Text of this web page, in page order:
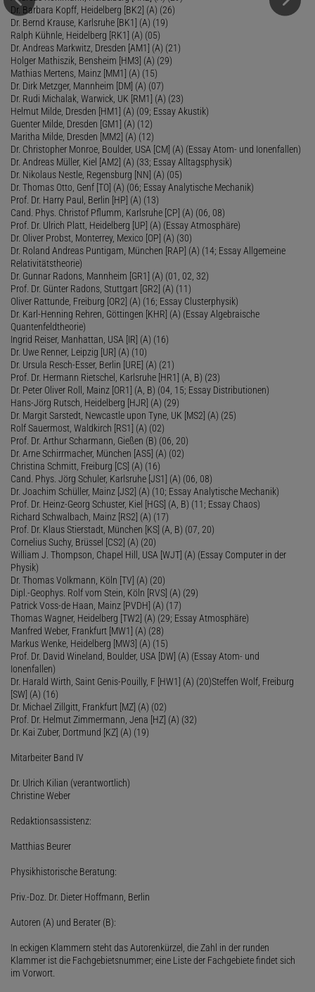
Dr. Barbara Kopff, Heidelberg [BK2] (A) (26)
Dr. Bernd Krause, Karlsruhe [BK1] (A) (19)
Ralph Kühnle, Heidelberg [RK1] (A) (05)
Dr. Andreas Markwitz, Dresden [AM1] (A) (21)
Holger Mathiszik, Bensheim [HM3] (A) (29)
Mathias Mertens, Mainz [MM1] (A) (15)
Dr. Dirk Metzger, Mannheim [DM] (A) (07)
Dr. Rudi Michalak, Warwick, UK [RM1] (A) (23)
Helmut Milde, Dresden [HM1] (A) (09; Essay Akustik)
Guenter Milde, Dresden [GM1] (A) (12)
Maritha Milde, Dresden [MM2] (A) (12)
Dr. Christopher Monroe, Boulder, USA [CM] (A) (Essay Atom- und Ionenfallen)
Dr. Andreas Müller, Kiel [AM2] (A) (33; Essay Alltagsphysik)
Dr. Nikolaus Nestle, Regensburg [NN] (A) (05)
Dr. Thomas Otto, Genf [TO] (A) (06; Essay Analytische Mechanik)
Prof. Dr. Harry Paul, Berlin [HP] (A) (13)
Cand. Phys. Christof Pflumm, Karlsruhe [CP] (A) (06, 08)
Prof. Dr. Ulrich Platt, Heidelberg [UP] (A) (Essay Atmosphäre)
Dr. Oliver Probst, Monterrey, Mexico [OP] (A) (30)
Dr. Roland Andreas Puntigam, München [RAP] (A) (14; Essay Allgemeine
Relativitätstheorie)
Dr. Gunnar Radons, Mannheim [GR1] (A) (01, 02, 32)
Prof. Dr. Günter Radons, Stuttgart [GR2] (A) (11)
Oliver Rattunde, Freiburg [OR2] (A) (16; Essay Clusterphysik)
Dr. Karl-Henning Rehren, Göttingen [KHR] (A) (Essay Algebraische
Quantenfeldtheorie)
Ingrid Reiser, Manhattan, USA [IR] (A) (16)
Dr. Uwe Renner, Leipzig [UR] (A) (10)
Dr. Ursula Resch-Esser, Berlin [URE] (A) (21)
Prof. Dr. Hermann Rietschel, Karlsruhe [HR1] (A, B) (23)
Dr. Peter Oliver Roll, Mainz [OR1] (A, B) (04, 15; Essay Distributionen)
Hans-Jörg Rutsch, Heidelberg [HJR] (A) (29)
Dr. Margit Sarstedt, Newcastle upon Tyne, UK [MS2] (A) (25)
Rolf Sauermost, Waldkirch [RS1] (A) (02)
Prof. Dr. Arthur Scharmann, Gießen (B) (06, 20)
Dr. Arne Schirrmacher, München [AS5] (A) (02)
Christina Schmitt, Freiburg [CS] (A) (16)
Cand. Phys. Jörg Schuler, Karlsruhe [JS1] (A) (06, 08)
Dr. Joachim Schüller, Mainz [JS2] (A) (10; Essay Analytische Mechanik)
Prof. Dr. Heinz-Georg Schuster, Kiel [HGS] (A, B) (11; Essay Chaos)
Richard Schwalbach, Mainz [RS2] (A) (17)
Prof. Dr. Klaus Stierstadt, München [KS] (A, B) (07, 20)
Cornelius Suchy, Brüssel [CS2] (A) (20)
William J. Thompson, Chapel Hill, USA [WJT] (A) (Essay Computer in der
Physik)
Dr. Thomas Volkmann, Köln [TV] (A) (20)
Dipl.-Geophys. Rolf vom Stein, Köln [RVS] (A) (29)
Patrick Voss-de Haan, Mainz [PVDH] (A) (17)
Thomas Wagner, Heidelberg [TW2] (A) (29; Essay Atmosphäre)
Manfred Weber, Frankfurt [MW1] (A) (28)
Markus Wenke, Heidelberg [MW3] (A) (15)
Prof. Dr. David Wineland, Boulder, USA [DW] (A) (Essay Atom- und
Ionenfallen)
Dr. Harald Wirth, Saint Genis-Pouilly, F [HW1] (A) (20)Steffen Wolf, Freiburg
[SW] (A) (16)
Dr. Michael Zillgitt, Frankfurt [MZ] (A) (02)
Prof. Dr. Helmut Zimmermann, Jena [HZ] (A) (32)
Dr. Kai Zuber, Dortmund [KZ] (A) (19)
Mitarbeiter Band IV
Dr. Ulrich Kilian (verantwortlich)
Christine Weber
Redaktionsassistenz:
Matthias Beurer
Physikhistorische Beratung:
Priv.-Doz. Dr. Dieter Hoffmann, Berlin
Autoren (A) und Berater (B):
In eckigen Klammern steht das Autorenkürzel, die Zahl in der runden
Klammer ist die Fachgebietsnummer; eine Liste der Fachgebiete findet sich
im Vorwort.